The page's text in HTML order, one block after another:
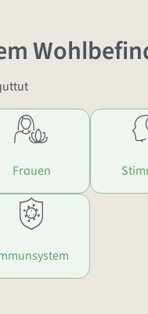
Frauen